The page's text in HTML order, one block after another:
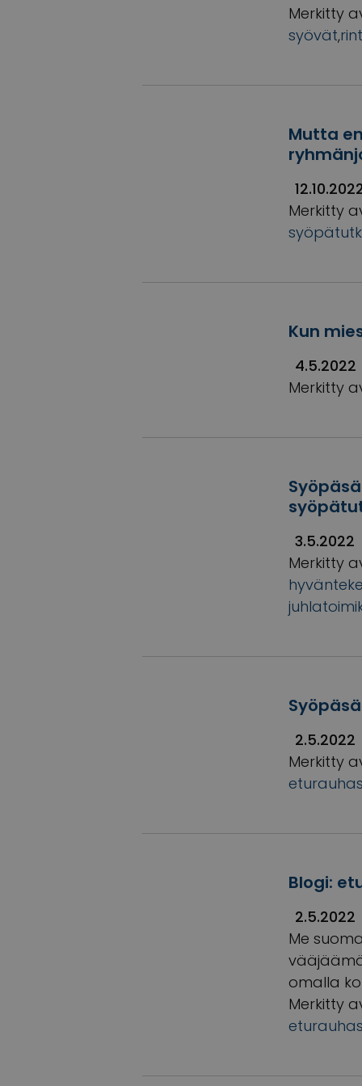
Merkitty
syövät,
Mutta
Merkitty
Kun
4.5.2022
Merkitty
3.5.2022
Merkitty
2.5.2022
Merkitty
Blogi:
2.5.2022
Me
omalla
Merkitty